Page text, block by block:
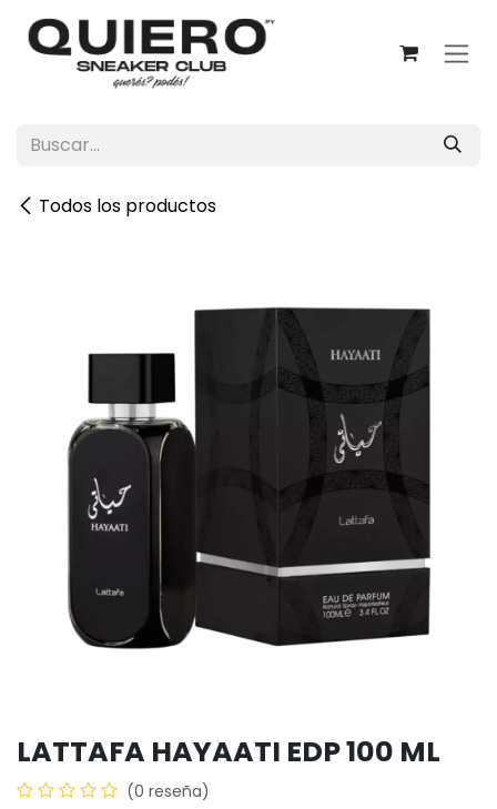
Ir al contenido
Todos los productos
LATTAFA HAYAATI EDP 100 ML
(0 reseña)